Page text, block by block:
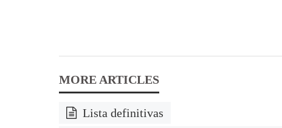
Lista definitivas